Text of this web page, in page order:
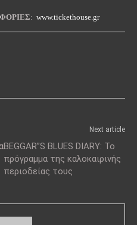
: www.tickethouse.gr
Next article
BEGGAR”S BLUES DIARY: Το
πρόγραμμα της καλοκαιρινής
περιοδείας τους